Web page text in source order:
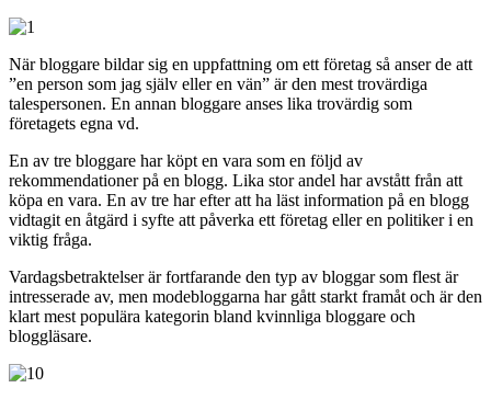
När bloggare bildar sig en uppfattning om ett företag så anser de att
”en person som jag själv eller en vän” är den mest trovärdiga
talespersonen. En annan bloggare anses lika trovärdig som
företagets egna vd.
En av tre bloggare har köpt en vara som en följd av
rekommendationer på en blogg. Lika stor andel har avstått från att
köpa en vara. En av tre har efter att ha läst information på en blogg
vidtagit en åtgärd i syfte att påverka ett företag eller en politiker i en
viktig fråga.
Vardagsbetraktelser är fortfarande den typ av bloggar som flest är
intresserade av, men modebloggarna har gått starkt framåt och är den
klart mest populära kategorin bland kvinnliga bloggare och
bloggläsare.